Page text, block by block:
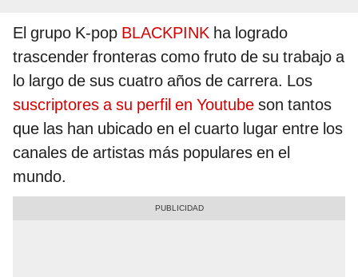
El grupo K-pop BLACKPINK ha logrado
trascender fronteras como fruto de su trabajo a
lo largo de sus cuatro años de carrera. Los
suscriptores a su perfil en Youtube son tantos
que las han ubicado en el cuarto lugar entre los
canales de artistas más populares en el
mundo.